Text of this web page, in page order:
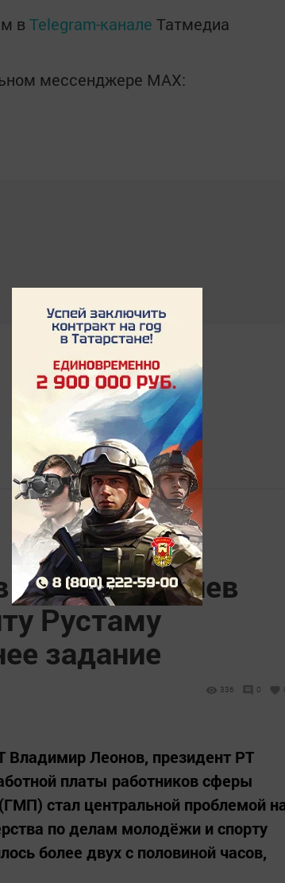
в Telegram-канале Татмедиа
мессенджере MАХ:
и Марат Бариев
Рустаму
задание
336 0
Леонов, президент РТ
платы работников сферы
стал центральной проблемой
по делам молодёжи и спорту
более двух с половиной часов,